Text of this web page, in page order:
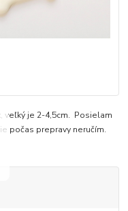
veľký je 2-4,5cm. Posielam
počas prepravy neručím.